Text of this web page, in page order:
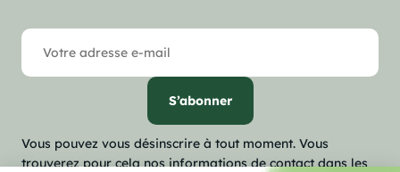
Vous pouvez vous désinscrire à tout moment. Vous
trouverez pour cela nos informations de contact dans les